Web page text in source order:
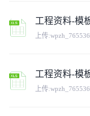
工程资料-模
上传:wpzh_765536
工程资料-模
上传:wpzh_765536